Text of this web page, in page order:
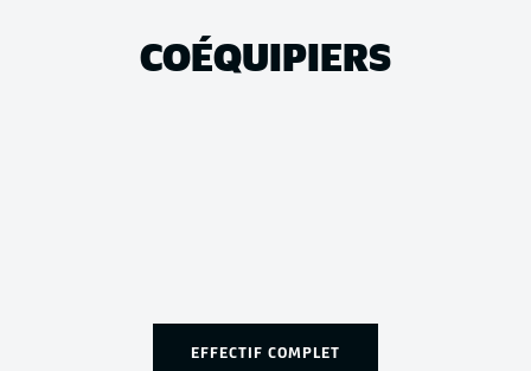
COÉQUIPIERS
EFFECTIF COMPLET